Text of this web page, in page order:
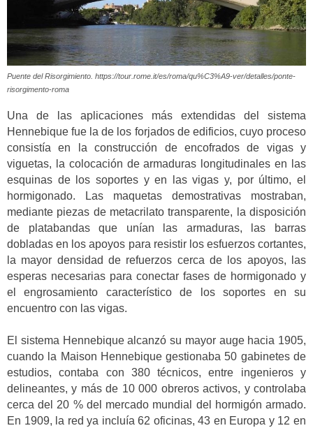
Puente del Risorgimiento. https://tour.rome.it/es/roma/qu%C3%A9-ver/detalles/ponte-
risorgimento-roma
Una de las aplicaciones más extendidas del sistema
Hennebique fue la de los forjados de edificios, cuyo proceso
consistía en la construcción de encofrados de vigas y
viguetas, la colocación de armaduras longitudinales en las
esquinas de los soportes y en las vigas y, por último, el
hormigonado. Las maquetas demostrativas mostraban,
mediante piezas de metacrilato transparente, la disposición
de platabandas que unían las armaduras, las barras
dobladas en los apoyos para resistir los esfuerzos cortantes,
la mayor densidad de refuerzos cerca de los apoyos, las
esperas necesarias para conectar fases de hormigonado y
el engrosamiento característico de los soportes en su
encuentro con las vigas.
El sistema Hennebique alcanzó su mayor auge hacia 1905,
cuando la Maison Hennebique gestionaba 50 gabinetes de
estudios, contaba con 380 técnicos, entre ingenieros y
delineantes, y más de 10 000 obreros activos, y controlaba
cerca del 20 % del mercado mundial del hormigón armado.
En 1909, la red ya incluía 62 oficinas, 43 en Europa y 12 en